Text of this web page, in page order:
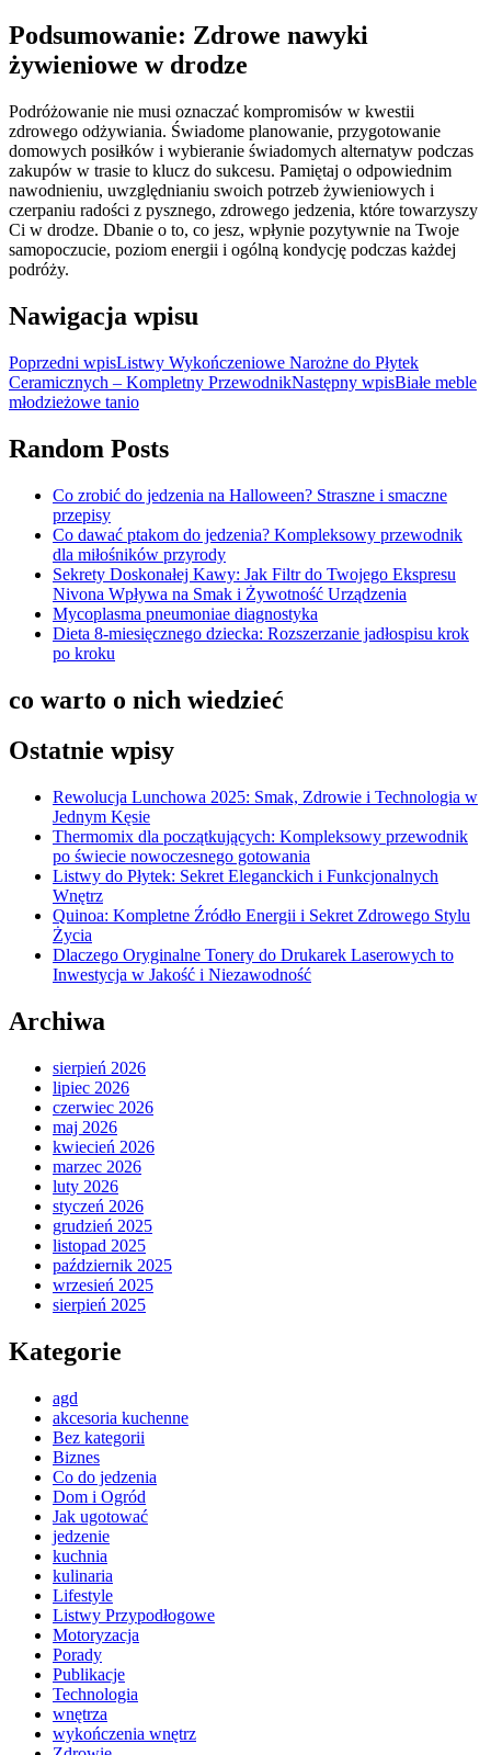
Podsumowanie: Zdrowe nawyki
żywieniowe w drodze
Podróżowanie nie musi oznaczać kompromisów w kwestii
zdrowego odżywiania. Świadome planowanie, przygotowanie
domowych posiłków i wybieranie świadomych alternatyw podczas
zakupów w trasie to klucz do sukcesu. Pamiętaj o odpowiednim
nawodnieniu, uwzględnianiu swoich potrzeb żywieniowych i
czerpaniu radości z pysznego, zdrowego jedzenia, które towarzyszy
Ci w drodze. Dbanie o to, co jesz, wpłynie pozytywnie na Twoje
samopoczucie, poziom energii i ogólną kondycję podczas każdej
podróży.
Nawigacja wpisu
Poprzedni wpisListwy Wykończeniowe Narożne do Płytek
Ceramicznych – Kompletny PrzewodnikNastępny wpisBiałe meble
młodzieżowe tanio
Random Posts
Co zrobić do jedzenia na Halloween? Straszne i smaczne
przepisy
Co dawać ptakom do jedzenia? Kompleksowy przewodnik
dla miłośników przyrody
Sekrety Doskonałej Kawy: Jak Filtr do Twojego Ekspresu
Nivona Wpływa na Smak i Żywotność Urządzenia
Mycoplasma pneumoniae diagnostyka
Dieta 8-miesięcznego dziecka: Rozszerzanie jadłospisu krok
po kroku
co warto o nich wiedzieć
Ostatnie wpisy
Rewolucja Lunchowa 2025: Smak, Zdrowie i Technologia w
Jednym Kęsie
Thermomix dla początkujących: Kompleksowy przewodnik
po świecie nowoczesnego gotowania
Listwy do Płytek: Sekret Eleganckich i Funkcjonalnych
Wnętrz
Quinoa: Kompletne Źródło Energii i Sekret Zdrowego Stylu
Życia
Dlaczego Oryginalne Tonery do Drukarek Laserowych to
Inwestycja w Jakość i Niezawodność
Archiwa
sierpień 2026
lipiec 2026
czerwiec 2026
maj 2026
kwiecień 2026
marzec 2026
luty 2026
styczeń 2026
grudzień 2025
listopad 2025
październik 2025
wrzesień 2025
sierpień 2025
Kategorie
agd
akcesoria kuchenne
Bez kategorii
Biznes
Co do jedzenia
Dom i Ogród
Jak ugotować
jedzenie
kuchnia
kulinaria
Lifestyle
Listwy Przypodłogowe
Motoryzacja
Porady
Publikacje
Technologia
wnętrza
wykończenia wnętrz